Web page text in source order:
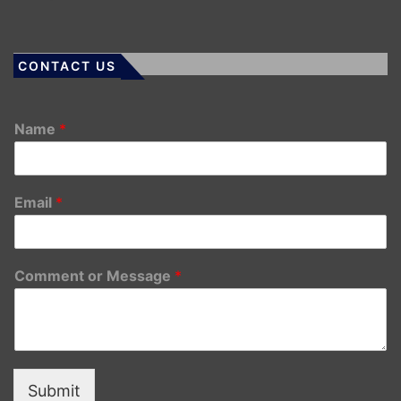
CONTACT US
Name *
Email *
Comment or Message *
Submit